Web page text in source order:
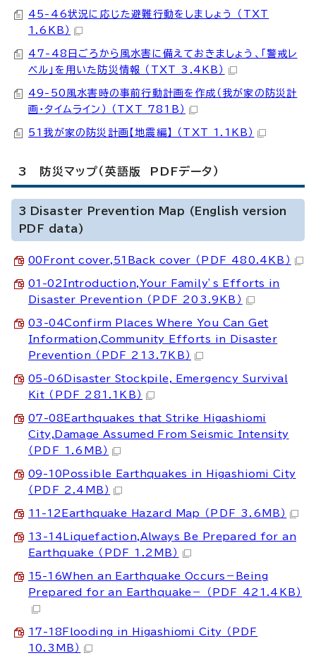
45-46状況に応じた避難行動をしましょう （TXT
1.6KB）
47-48日ごろから風水害に備えておきましょう、「警戒レ
ベル」を用いた防災情報 （TXT 3.4KB）
49-50風水害時の事前行動計画を作成（我が家の防災計
画・タイムライン） （TXT 781B）
51我が家の防災計画【地震編】 （TXT 1.1KB）
3 防災マップ（英語版 PDFデータ）
3 Disaster Prevention Map (English version
PDF data)
00Front cover,51Back cover （PDF 480.4KB）
01-02Introduction,Your Family’s Efforts in
Disaster Prevention （PDF 203.9KB）
03-04Confirm Places Where You Can Get
Information,Community Efforts in Disaster
Prevention （PDF 213.7KB）
05-06Disaster Stockpile, Emergency Survival
Kit （PDF 281.1KB）
07-08Earthquakes that Strike Higashiomi
City,Damage Assumed From Seismic Intensity
（PDF 1.6MB）
09-10Possible Earthquakes in Higashiomi City
（PDF 2.4MB）
11-12Earthquake Hazard Map （PDF 3.6MB）
13-14Liquefaction,Always Be Prepared for an
Earthquake （PDF 1.2MB）
15-16When an Earthquake Occurs－Being
Prepared for an Earthquake－
（PDF 421.4KB）
17-18Flooding in Higashiomi City （PDF
10.3MB）